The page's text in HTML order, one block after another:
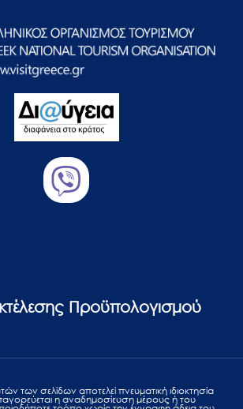
Προϋπολογισμού
των σελίδων αποτελεί πvευματική ιδιοκτησία
η αναδημοσίευση μέρους ή του